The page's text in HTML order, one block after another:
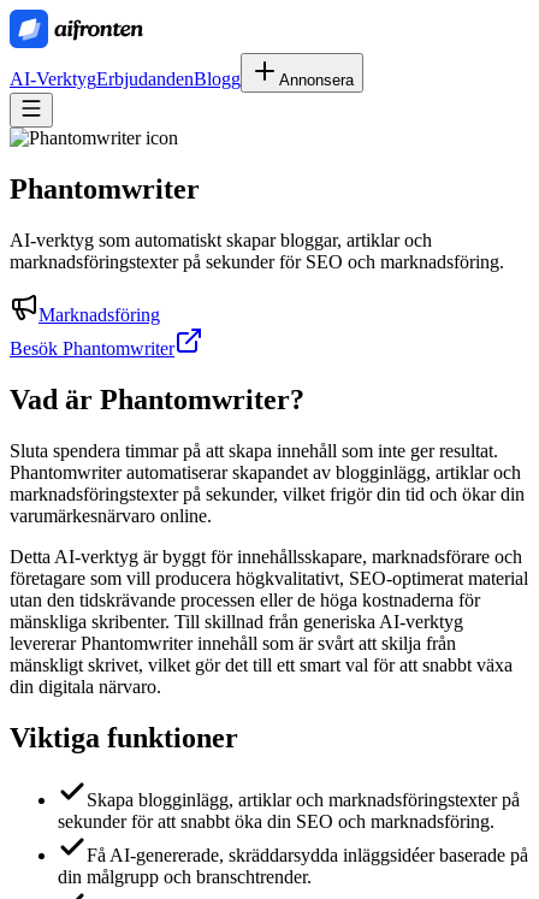
AI-VerktygErbjudandenBlogg Annonsera
Phantomwriter
AI-verktyg som automatiskt skapar bloggar, artiklar och
marknadsföringstexter på sekunder för SEO och marknadsföring.
Marknadsföring
Besök Phantomwriter
Vad är Phantomwriter?
Sluta spendera timmar på att skapa innehåll som inte ger resultat.
Phantomwriter automatiserar skapandet av blogginlägg, artiklar och
marknadsföringstexter på sekunder, vilket frigör din tid och ökar din
varumärkesnärvaro online.
Detta AI-verktyg är byggt för innehållsskapare, marknadsförare och
företagare som vill producera högkvalitativt, SEO-optimerat material
utan den tidskrävande processen eller de höga kostnaderna för
mänskliga skribenter. Till skillnad från generiska AI-verktyg
levererar Phantomwriter innehåll som är svårt att skilja från
mänskligt skrivet, vilket gör det till ett smart val för att snabbt växa
din digitala närvaro.
Viktiga funktioner
Skapa blogginlägg, artiklar och marknadsföringstexter på
sekunder för att snabbt öka din SEO och marknadsföring.
Få AI-genererade, skräddarsydda inläggsidéer baserade på
din målgrupp och branschtrender.